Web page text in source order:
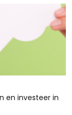
en investeer in